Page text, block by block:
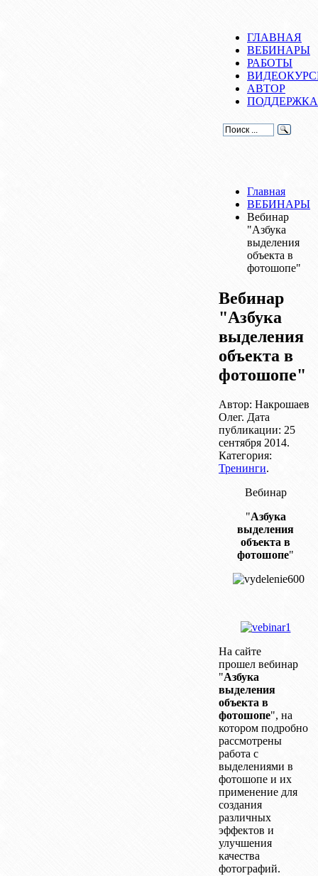
ГЛАВНАЯ
ВЕБИНАРЫ
РАБОТЫ
АВТОР
ПОДДЕРЖКА
Главная
ВЕБИНАРЫ
Вебинар
"Азбука
выделения
объекта в
фотошопе"
Вебинар
"Азбука
выделения
объекта в
фотошопе"
Автор: Накрошаев
Олег. Дата
публикации: 25
сентября 2014.
Категория:
Тренинги.
Вебинар
"Азбука
выделения
объекта в
фотошопе"
На сайте
прошел вебинар
"Азбука
выделения
объекта в
фотошопе", на
котором подробно
рассмотрены
работа с
выделениями в
фотошопе и их
применение для
создания
различных
эффектов и
улучшения
качества
фотографий.